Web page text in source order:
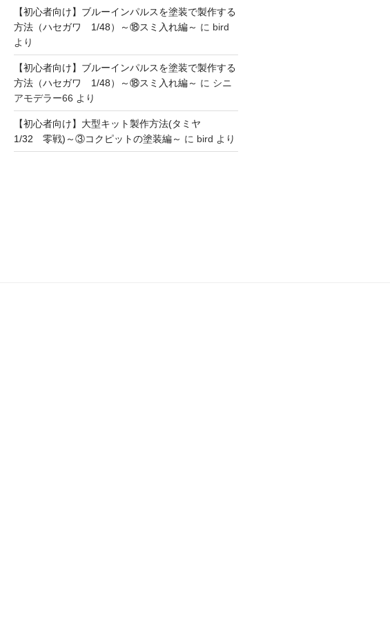
【初心者向け】ブルーインパルスを塗装で製作する
方法（ハセガワ 1/48）～⑱スミ入れ編～ に bird
より
【初心者向け】ブルーインパルスを塗装で製作する
方法（ハセガワ 1/48）～⑱スミ入れ編～ に シニ
アモデラー66 より
【初心者向け】大型キット製作方法(タミヤ
1/32 零戦)～③コクピットの塗装編～ に bird より